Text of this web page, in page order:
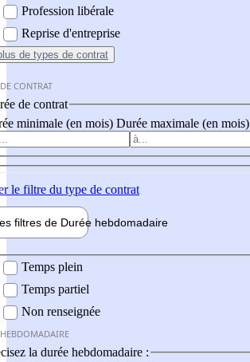
Profession libérale
Reprise d'entreprise
de types de contrat
CONTRAT
de contrat
minimale (en mois) Durée maximale (en mois)
le filtre du type de contrat
filtres de Durée hebdomadaire
Temps plein
Temps partiel
Non renseignée
la durée hebdomadaire :